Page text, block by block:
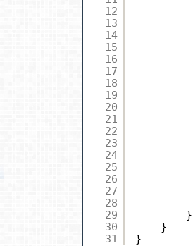
12
13
14
15
16
17
18
19
20
21
22
23
24
25
26
27
28
29
30
31
}
}
}